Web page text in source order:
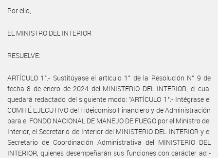
Por ello,
EL MINISTRO DEL INTERIOR
RESUELVE:
ARTÍCULO 1°.- Sustitúyase el artículo 1° de la Resolución N° 9 de
fecha 8 de enero de 2024 del MINISTERIO DEL INTERIOR, el cual
quedará redactado del siguiente modo: “ARTÍCULO 1°.- Intégrase el
COMITÉ EJECUTIVO del Fideicomiso Financiero y de Administración
para el FONDO NACIONAL DE MANEJO DE FUEGO por el Ministro del
Interior, el Secretario de Interior del MINISTERIO DEL INTERIOR y el
Secretario de Coordinación Administrativa del MINISTERIO DEL
INTERIOR, quienes desempeñarán sus funciones con carácter ad -